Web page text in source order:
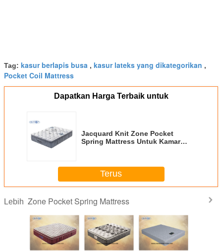
Tag: kasur berlapis busa kasur lateks yang dikategorikan
Dapatkan Harga Terbaik untuk
Jacquard Knit Zone Pocket
Terus
Zone Pocket Spring Mattress